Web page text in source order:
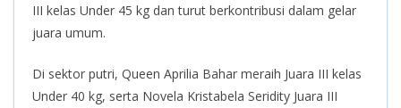
III kelas Under 45 kg dan turut berkontribusi dalam gelar
juara umum.
Di sektor putri, Queen Aprilia Bahar meraih Juara III kelas
Under 40 kg, serta Novela Kristabela Seridity Juara III